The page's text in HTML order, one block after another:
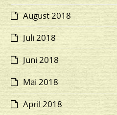
August 2018
Juli 2018
Juni 2018
Mai 2018
April 2018